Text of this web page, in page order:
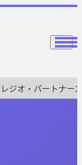
ジオ・パートナー